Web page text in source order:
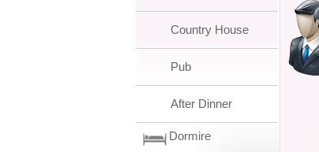
Country House
Pub
After Dinner
Dormire